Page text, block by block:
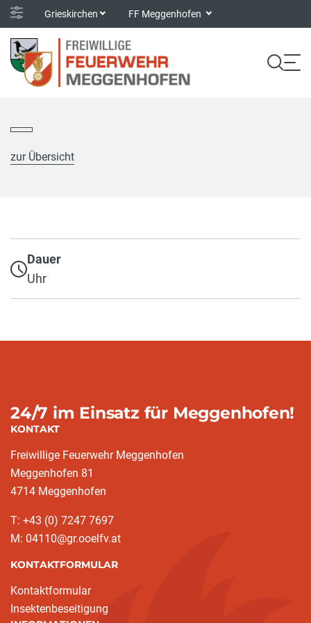
Grieskirchen FF Meggenhofen
zur Übersicht
Dauer
Uhr
24/7 im Einsatz für Meggenhofen!
KONTAKT
Freiwillige Feuerwehr Meggenhofen
Meggenhofen 81
4714 Meggenhofen
T: +43 (0) 7247 7697
M: 04110@gr.ooelfv.at
KONTAKTFORMULAR
Kontaktformular
Insektenbeseitigung